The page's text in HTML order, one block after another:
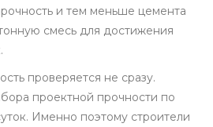
и тем меньше цемента
смесь для достижения
проверяется не сразу.
проектной прочности по
Именно поэтому строители